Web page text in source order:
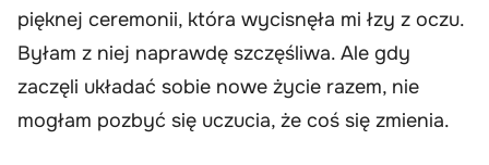
pięknej ceremonii, która wycisnęła mi łzy z oczu.
Byłam z niej naprawdę szczęśliwa. Ale gdy
zaczęli układać sobie nowe życie razem, nie
mogłam pozbyć się uczucia, że coś się zmienia.